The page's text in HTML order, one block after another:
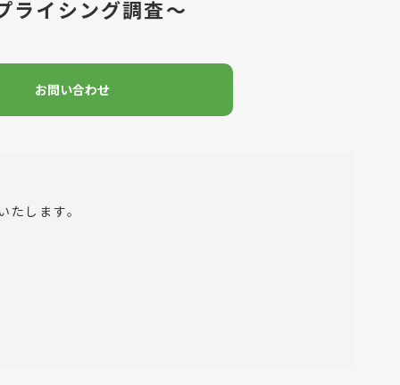
ライシング調査～
お問い合わせ
します。